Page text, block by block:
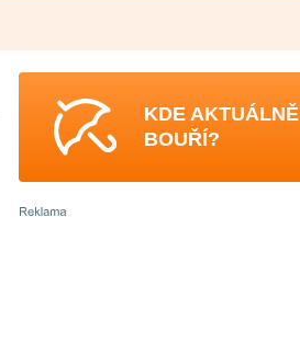
KDE AKTUÁLNĚ
BOUŘÍ?